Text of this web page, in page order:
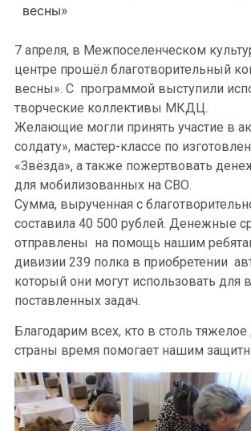
весны»
7 апреля, в Межпоселенческом
центре прошёл благотворительный
весны». С программой выступили
творческие коллективы МКДЦ.
Желающие могли принять участие в
солдату», мастер-классе по
«Звёзда», а также пожертвовать
для мобилизованных на СВО.
Сумма, вырученная с
составила 40 500 рублей. Денежные
отправлены на помощь нашим
дивизии 239 полка в приобретении
который они могут использовать для
поставленных задач.
Благодарим всех, кто в столь
страны время помогает нашим